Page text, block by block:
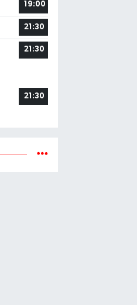
19:00
21:30
21:30
21:30